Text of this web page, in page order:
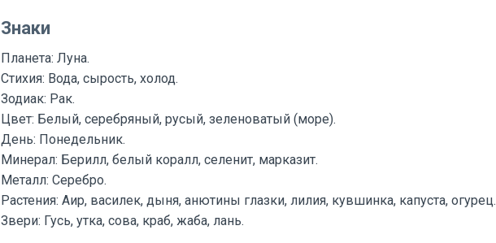
Знаки
Планета: Луна.
Стихия: Вода, сырость, холод.
Зодиак: Рак.
Цвет: Белый, серебряный, русый, зеленоватый (море).
День: Понедельник.
Минерал: Берилл, белый коралл, селенит, марказит.
Металл: Серебро.
Растения: Аир, василек, дыня, анютины глазки, лилия, кувшинка, капуста, огурец.
Звери: Гусь, утка, сова, краб, жаба, лань.